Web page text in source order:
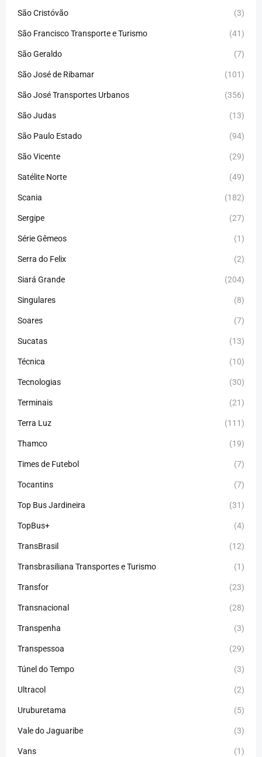
São Cristóvão (3)
São Francisco Transporte e Turismo (41)
São Geraldo (7)
São José de Ribamar (101)
São José Transportes Urbanos (356)
São Judas (13)
São Paulo Estado (94)
São Vicente (29)
Satélite Norte (49)
Scania (182)
Sergipe (27)
Série Gêmeos (1)
Serra do Felix (2)
Siará Grande (204)
Singulares (8)
Soares (7)
Sucatas (13)
Técnica (10)
Tecnologias (30)
Terminais (21)
Terra Luz (111)
Thamco (19)
Times de Futebol (7)
Tocantins (7)
Top Bus Jardineira (31)
TopBus+ (4)
TransBrasil (12)
Transbrasiliana Transportes e Turismo (1)
Transfor (23)
Transnacional (28)
Transpenha (3)
Transpessoa (29)
Túnel do Tempo (3)
Ultracol (2)
Uruburetama (5)
Vale do Jaguaribe (3)
Vans (1)